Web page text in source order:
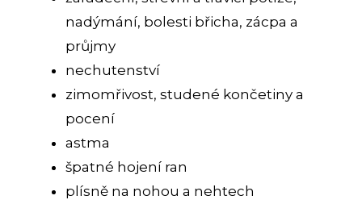
nadýmání, bolesti břicha, zácpa a
průjmy
nechutenství
zimomřivost, studené končetiny a
pocení
astma
špatné hojení ran
plísně na nohou a nehtech